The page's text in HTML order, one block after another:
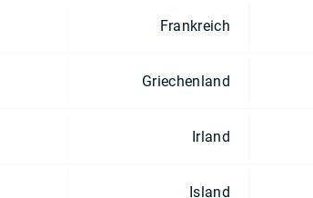
Frankreich
Griechenland
Irland
Island